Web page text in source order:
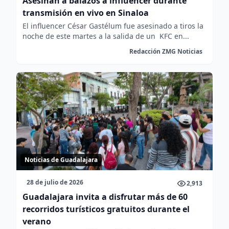
transmisión en vivo en Sinaloa
El influencer César Gastélum fue asesinado a tiros la
noche de este martes a la salida de un KFC en...
Redacción ZMG Noticias
Noticias de Guadalajara
28 de julio de 2026 2,913
Guadalajara invita a disfrutar más de 60
recorridos turísticos gratuitos durante el
verano